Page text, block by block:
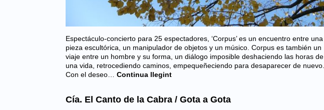
Espectáculo-concierto para 25 espectadores, ‘Corpus’ es un encuentro entre una
pieza escultórica, un manipulador de objetos y un músico. Corpus es también un
viaje entre un hombre y su forma, un diálogo imposible deshaciendo las horas de
una vida, retrocediendo caminos, empequeñeciendo para desaparecer de nuevo.
Con el deseo…
Continua llegint
Cía. El Canto de la Cabra / Gota a Gota